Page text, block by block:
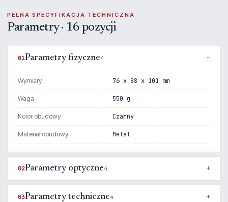
PEŁNA SPECYFIKACJA TECHNICZNA
Parametry · 16 pozycji
01Parametry fizyczne4
Wymiary 76 x 88 x 101 mm
Waga 550 g
Kolor obudowy Czarny
Materiał obudowy Metal
02Parametry optyczne4
03Parametry techniczne4